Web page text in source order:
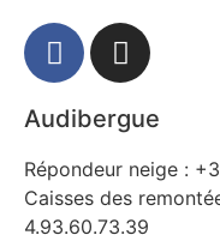
Audibergue
Répondeur neige :
Caisses des
4.93.60.73.39